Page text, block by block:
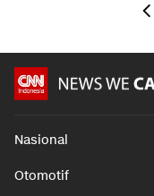
Nasional
Otomotif